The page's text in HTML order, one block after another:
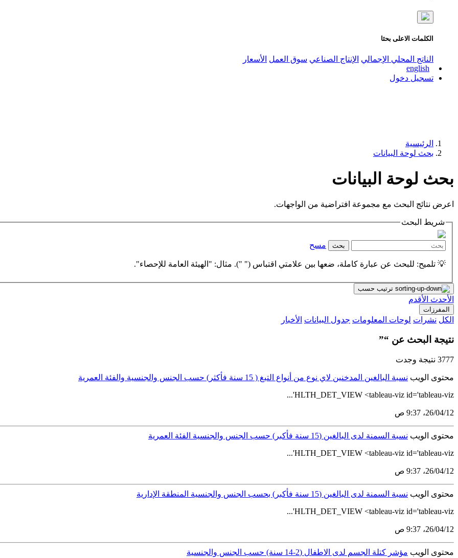
الكلمات الاعلى بحثا
الناتج المحلي الإجمالي الإنتاج الصناعي سوق العمل الأسعار
english
تسجيل دخول
الرئيسية
بحث لوحة البيانات
بحث لوحة البيانات
اعرض نتائج البحث مع مجموعة افتراضية من الواجهات.
شريط البحث
بحث مسح
💡 تلميح: للبحث عن عبارة كاملة، ضعها بين علامتي اقتباس (" "). مثال: "الهيئة العامة للإحصاء".
ترتيب حسب
الأحدث الأقدم
المفرزات
الكل نشرات لوحات المعلومات جدول البيانات الأخبار
نتيجة البحث عن “”
3777 نتيجة وجدت
محتوى الويب نسبة البالغين المدخنين لاي نوع من أنواع التبغ ( 15 سنة فأكثر) حسب الجنس والجنسية والفئة العمرية
HLTH_DET_VIEW <tableau-viz id='tableau-viz'...
12‏/04‏/26، 9:37 ص
محتوى الويب نسبة السمنة لدى البالغين (15 سنة فأكبر) حسب الجنس والجنسية الفئة العمرية
HLTH_DET_VIEW <tableau-viz id='tableau-viz'...
12‏/04‏/26، 9:37 ص
محتوى الويب نسبة السمنة لدى البالغين (15 سنة فأكبر) بحسب الجنس والجنسية المنطقة الإدارية
HLTH_DET_VIEW <tableau-viz id='tableau-viz'...
12‏/04‏/26، 9:37 ص
محتوى الويب مؤشر كتلة الجسم لدى الاطفال (2-14 سنة) حسب الجنس والجنسية